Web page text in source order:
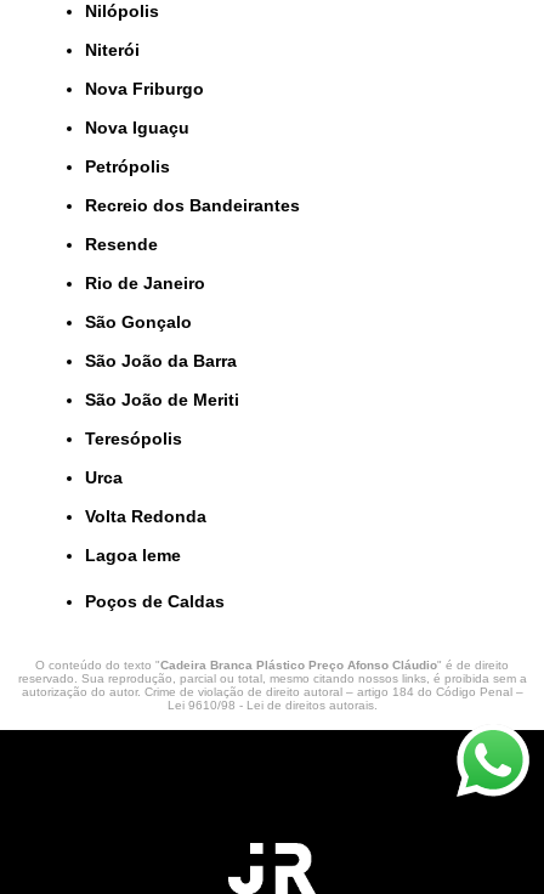
Nilópolis
Niterói
Nova Friburgo
Nova Iguaçu
Petrópolis
Recreio dos Bandeirantes
Resende
Rio de Janeiro
São Gonçalo
São João da Barra
São João de Meriti
Teresópolis
Urca
Volta Redonda
lagoa leme
Poços de Caldas
O conteúdo do texto "Cadeira Branca Plástico Preço Afonso Cláudio" é de direito
reservado. Sua reprodução, parcial ou total, mesmo citando nossos links, é proibida sem a
autorização do autor. Crime de violação de direito autoral – artigo 184 do Código Penal –
Lei 9610/98 - Lei de direitos autorais.